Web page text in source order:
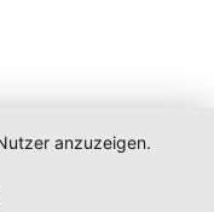
anzuzeigen.